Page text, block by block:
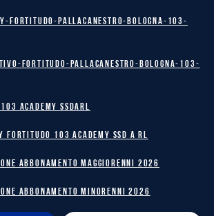
Fortitudo-Pallacanestro-Bologna-103-
Fortitudo-Pallacanestro-Bologna-103-
ACADEMY SSDARL
103 Academy SSD A RL
ABBONAMENTO MAGGIORENNI 2026
ABBONAMENTO MINORENNI 2026